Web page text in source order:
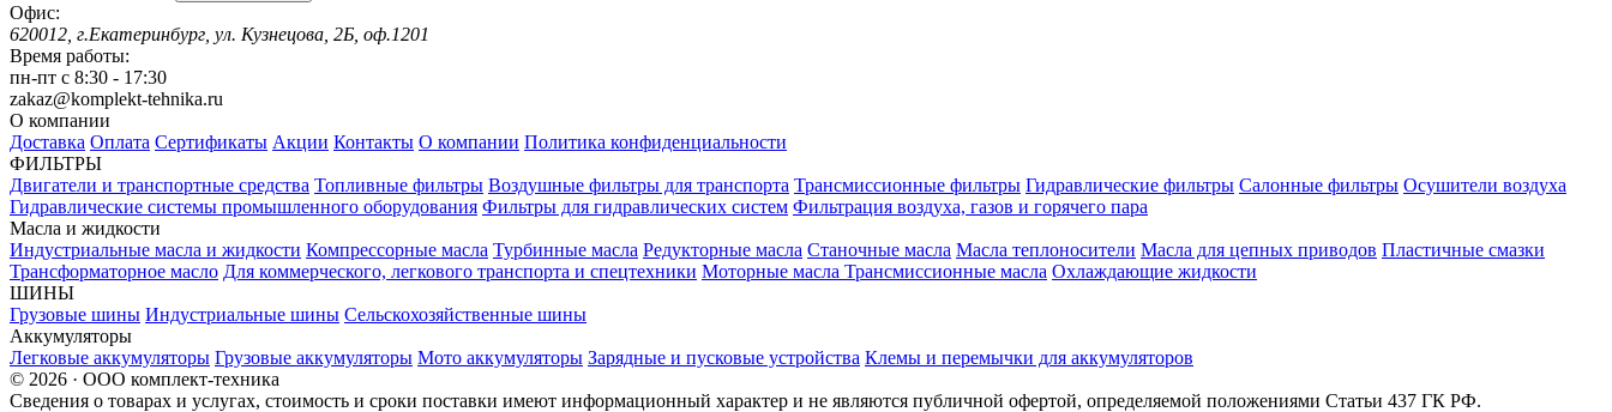
Офис:
620012, г.Екатеринбург, ул. Кузнецова, 2Б, оф.1201
Время работы:
пн-пт с 8:30 - 17:30
zakaz@komplekt-tehnika.ru
О компании
Доставка Оплата Сертификаты Акции Контакты О компании Политика конфиденциальности
ФИЛЬТРЫ
Двигатели и транспортные средства Топливные фильтры Воздушные фильтры для транспорта Трансмиссионные фильтры Гидравлические фильтры Салонные фильтры Осушители воздуха
Гидравлические системы промышленного оборудования Фильтры для гидравлических систем Фильтрация воздуха, газов и горячего пара
Масла и жидкости
Индустриальные масла и жидкости Компрессорные масла Турбинные масла Редукторные масла Станочные масла Масла теплоносители Масла для цепных приводов Пластичные смазки
Трансформаторное масло Для коммерческого, легкового транспорта и спецтехники Моторные масла Трансмиссионные масла Охлаждающие жидкости
ШИНЫ
Грузовые шины Индустриальные шины Сельскохозяйственные шины
Аккумуляторы
Легковые аккумуляторы Грузовые аккумуляторы Мото аккумуляторы Зарядные и пусковые устройства Клемы и перемычки для аккумуляторов
© 2026 · ООО комплект-техника
Сведения о товарах и услугах, стоимость и сроки поставки имеют информационный характер и не являются публичной офертой, определяемой положениями Статьи 437 ГК РФ.